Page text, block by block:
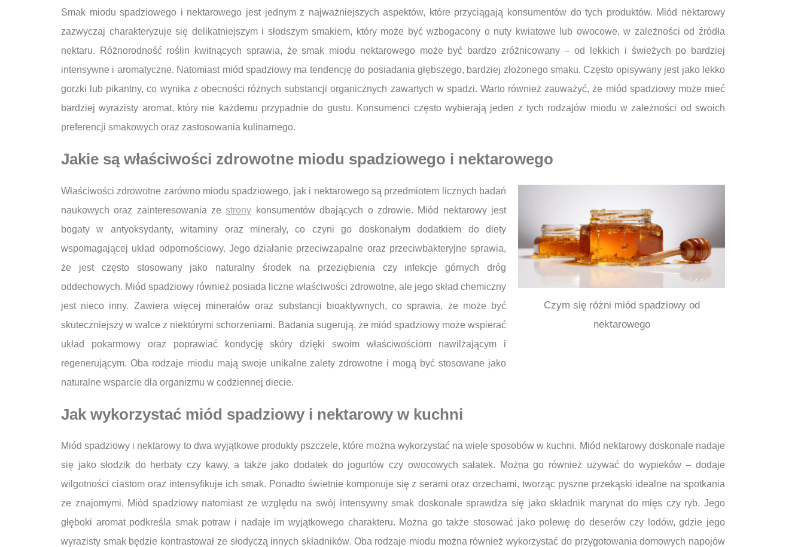
Smak miodu spadziowego i nektarowego jest jednym z najważniejszych aspektów, które przyciągają konsumentów do tych produktów. Miód nektarowy
zazwyczaj charakteryzuje się delikatniejszym i słodszym smakiem, który może być wzbogacony o nuty kwiatowe lub owocowe, w zależności od źródła
nektaru. Różnorodność roślin kwitnących sprawia, że smak miodu nektarowego może być bardzo zróżnicowany – od lekkich i świeżych po bardziej
intensywne i aromatyczne. Natomiast miód spadziowy ma tendencję do posiadania głębszego, bardziej złożonego smaku. Często opisywany jest jako lekko
gorzki lub pikantny, co wynika z obecności różnych substancji organicznych zawartych w spadzi. Warto również zauważyć, że miód spadziowy może mieć
bardziej wyrazisty aromat, który nie każdemu przypadnie do gustu. Konsumenci często wybierają jeden z tych rodzajów miodu w zależności od swoich
preferencji smakowych oraz zastosowania kulinarnego.
Jakie są właściwości zdrowotne miodu spadziowego i nektarowego
Czym się różni miód spadziowy od
nektarowego
Właściwości zdrowotne zarówno miodu spadziowego, jak i nektarowego są przedmiotem licznych badań
naukowych oraz zainteresowania zestrony konsumentów dbających o zdrowie. Miód nektarowy jest
bogaty w antyoksydanty, witaminy oraz minerały, co czyni go doskonałym dodatkiem do diety
wspomagającej układ odpornościowy. Jego działanie przeciwzapalne oraz przeciwbakteryjne sprawia,
że jest często stosowany jako naturalny środek na przeziębienia czy infekcje górnych dróg
oddechowych. Miód spadziowy również posiada liczne właściwości zdrowotne, ale jego skład chemiczny
jest nieco inny. Zawiera więcej minerałów oraz substancji bioaktywnych, co sprawia, że może być
skuteczniejszy w walce z niektórymi schorzeniami. Badania sugerują, że miód spadziowy może wspierać
układ pokarmowy oraz poprawiać kondycję skóry dzięki swoim właściwościom nawilżającym i
regenerującym. Oba rodzaje miodu mają swoje unikalne zalety zdrowotne i mogą być stosowane jako
naturalne wsparcie dla organizmu w codziennej diecie.
Jak wykorzystać miód spadziowy i nektarowy w kuchni
Miód spadziowy i nektarowy to dwa wyjątkowe produkty pszczele, które można wykorzystać na wiele sposobów w kuchni. Miód nektarowy doskonale nadaje
się jako słodzik do herbaty czy kawy, a także jako dodatek do jogurtów czy owocowych sałatek. Można go również używać do wypieków – dodaje
wilgotności ciastom oraz intensyfikuje ich smak. Ponadto świetnie komponuje się z serami oraz orzechami, tworząc pyszne przekąski idealne na spotkania
ze znajomymi. Miód spadziowy natomiast ze względu na swój intensywny smak doskonale sprawdza się jako składnik marynat do mięs czy ryb. Jego
głęboki aromat podkreśla smak potraw i nadaje im wyjątkowego charakteru. Można go także stosować jako polewę do deserów czy lodów, gdzie jego
wyrazisty smak będzie kontrastował ze słodyczą innych składników. Oba rodzaje miodu można również wykorzystać do przygotowania domowych napojów